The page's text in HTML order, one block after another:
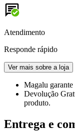
Atendimento
Responde rápido
Ver mais sobre a loja
Magalu garante
Devolução
produto.
Entrega e